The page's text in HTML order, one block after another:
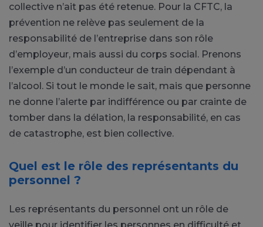
collective n’ait pas été retenue. Pour la CFTC, la
prévention ne relève pas seulement de la
responsabilité de l’entreprise dans son rôle
d’employeur, mais aussi du corps social. Prenons
l’exemple d’un conducteur de train dépendant à
l’alcool. Si tout le monde le sait, mais que personne
ne donne l’alerte par indifférence ou par crainte de
tomber dans la délation, la responsabilité, en cas
de catastrophe, est bien collective.
Quel est le rôle des représentants du
personnel ?
Les représentants du personnel ont un rôle de
veille pour identifier les personnes en difficulté et